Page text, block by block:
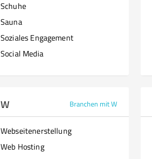
Schuhe
Sauna
Soziales Engagement
Social Media
W Branchen mit W
Webseitenerstellung
Web Hosting